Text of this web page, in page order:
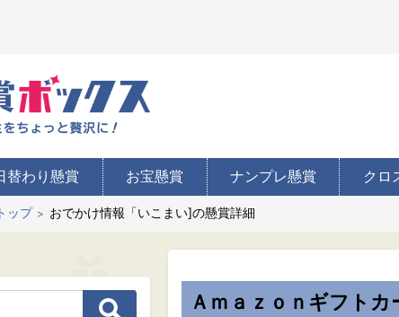
替わり懸賞 お宝懸賞 ナンプレ懸賞 クロ
ップ おでかけ情報「いこまい]の懸賞詳細
Ａｍａｚｏｎギフト